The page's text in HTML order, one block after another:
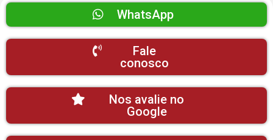
WhatsApp
Fale
conosco
Nos avalie no
Google